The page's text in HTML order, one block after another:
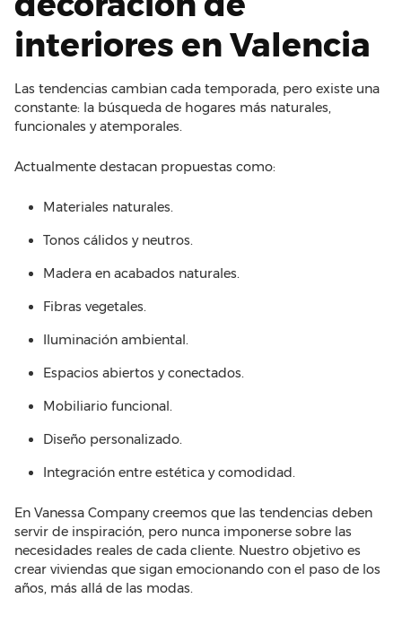
interiores en Valencia
Las tendencias cambian cada temporada, pero existe una
constante: la búsqueda de hogares más naturales,
funcionales y atemporales.
Actualmente destacan propuestas como:
Materiales naturales.
Tonos cálidos y neutros.
Madera en acabados naturales.
Fibras vegetales.
Iluminación ambiental.
Espacios abiertos y conectados.
Mobiliario funcional.
Diseño personalizado.
Integración entre estética y comodidad.
En Vanessa Company creemos que las tendencias deben
servir de inspiración, pero nunca imponerse sobre las
necesidades reales de cada cliente. Nuestro objetivo es
crear viviendas que sigan emocionando con el paso de los
años, más allá de las modas.